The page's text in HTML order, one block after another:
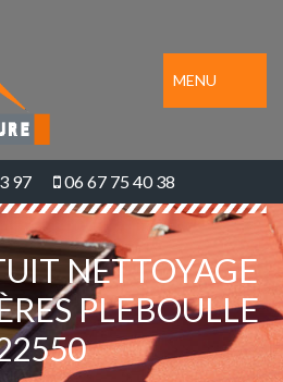
MENU
97 06 67 75 40 38
NETTOYAGE
PLEBOULLE